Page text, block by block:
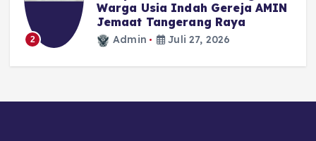
3
Utara
Admin Juni 30, 2026